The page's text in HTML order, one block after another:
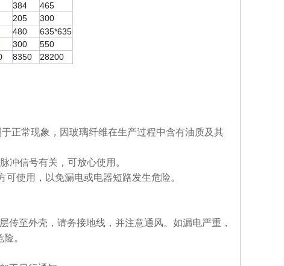
384 465
205
300
480
635*635
300
550
8350 28200
正常现象，因玻璃纤维在生产过程中含有油质及其
脉冲信号有关，可放心使用。
使用，以免漏电或电器短路发生危险。
传至外壳，请务接地线，并注意通风。如漏电严重，
。